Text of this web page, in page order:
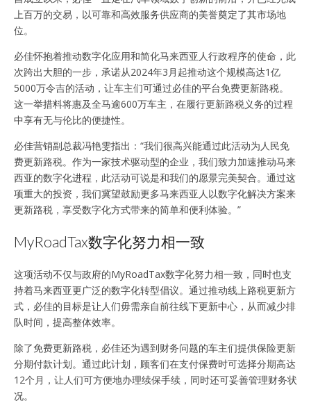
上百万的交易，以可靠和高效服务供应商的美誉奠定了其市场地
位。
必佳怀抱着推动数字化应用和简化马来西亚人行政程序的使命，此
次跨出大胆的一步，承诺从2024年3月起推动这个规模高达1亿
5000万令吉的活动，让车主们可通过必佳的平台免费更新路税。
这一举措料将惠及全马逾600万车主，在履行更新路税义务的过程
中享有无与伦比的便捷性。
必佳营销副总裁冯艳雯指出：“我们很高兴能通过此活动为人民免
费更新路税。作为一家技术驱动型的企业，我们致力加速推动马来
西亚的数字化进程，此活动可说是和我们的愿景完美契合。通过这
项重大的投资，我们冀望鼓励更多马来西亚人以数字化解决方案来
更新路税，享受数字化方式带来的简单和便利体验。”
MyRoadTax数字化努力相一致
这项活动不仅与政府的MyRoadTax数字化努力相一致，同时也支
持着马来西亚更广泛的数字化转型倡议。通过推动线上路税更新方
式，必佳的目标是让人们毋需亲自前往线下更新中心，从而减少排
队时间，提高整体效率。
除了免费更新路税，必佳还为遇到财务问题的车主们提供保险更新
分期付款计划。通过此计划，顾客们在支付保费时可选择分期高达
12个月，让人们可方便地办理续保手续，同时还可妥善管理财务状
况。